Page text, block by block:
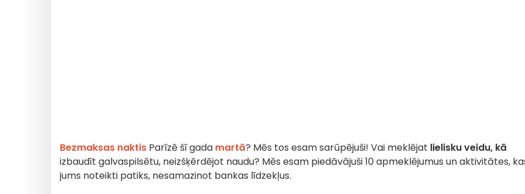
Bezmaksas naktis Parīzē šī gada martā? Mēs tos esam sarūpējuši! Vai meklējat lielisku veidu, kā
izbaudīt galvaspilsētu, neizšķērdējot naudu? Mēs esam piedāvājuši 10 apmeklējumus un aktivitātes,
jums noteikti patiks, nesamazinot bankas līdzekļus.